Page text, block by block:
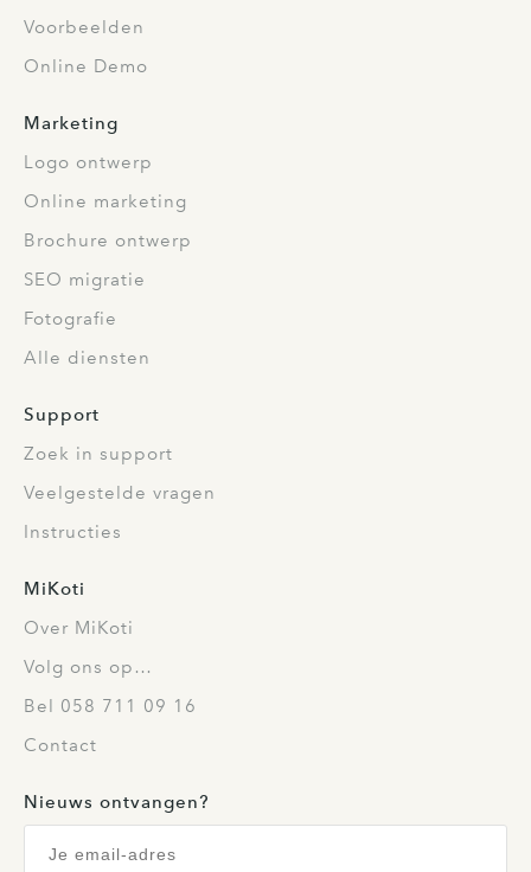
Voorbeelden
Online Demo
Marketing
Logo ontwerp
Online marketing
Brochure ontwerp
SEO migratie
Fotografie
Alle diensten
Support
Zoek in support
Veelgestelde vragen
Instructies
MiKoti
Over MiKoti
Volg ons op…
Bel 058 711 09 16
Contact
Nieuws ontvangen?